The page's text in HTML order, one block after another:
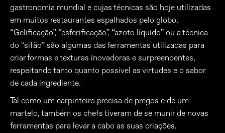
gastronomia mundial e cujas técnicas são hoje utilizadas
em muitos restaurantes espalhados pelo globo.
“Gelificação”, “esferificação”, “azoto líquido” ou a técnica
do “sifão” são algumas das ferramentas utilizadas para
criar formas e texturas inovadoras e surpreendentes,
respeitando tanto quanto possível as virtudes e o sabor
de cada ingrediente.
Tal como um carpinteiro precisa de pregos e de um
martelo, também os chefs tiveram de se munir de novas
ferramentas para levar a cabo as suas criações.